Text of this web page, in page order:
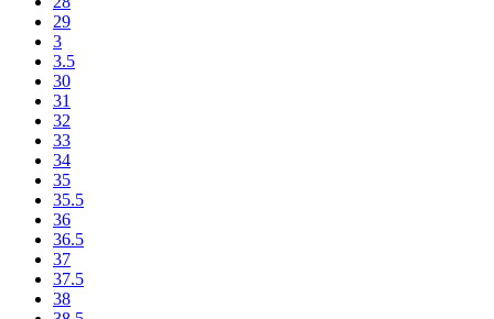
29
3
3.5
30
31
32
33
34
35
35.5
36
36.5
37
37.5
38